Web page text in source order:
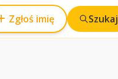
Zgłoś imię Szukaj